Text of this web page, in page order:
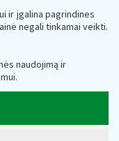
ir įgalina pagrindines
negali tinkamai veikti.
naudojimą ir